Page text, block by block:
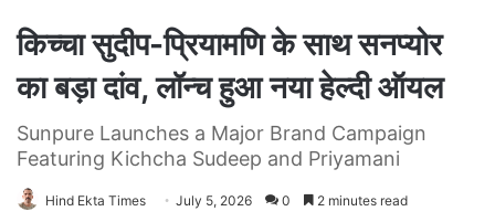
किच्चा सुदीप-प्रियामणि के साथ सनप्योर
का बड़ा दांव, लॉन्च हुआ नया हेल्दी ऑयल
Sunpure Launches a Major Brand Campaign
Featuring Kichcha Sudeep and Priyamani
Hind Ekta Times July 5, 2026 0 2 minutes read